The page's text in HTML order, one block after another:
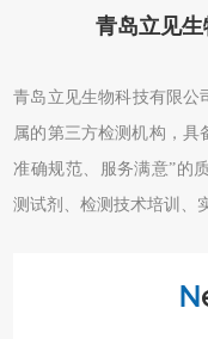
青岛立见
青岛立见生物科技有限公
属的第三方检测机构，具
准确规范、服务满意”的
测试剂、检测技术培训、
N